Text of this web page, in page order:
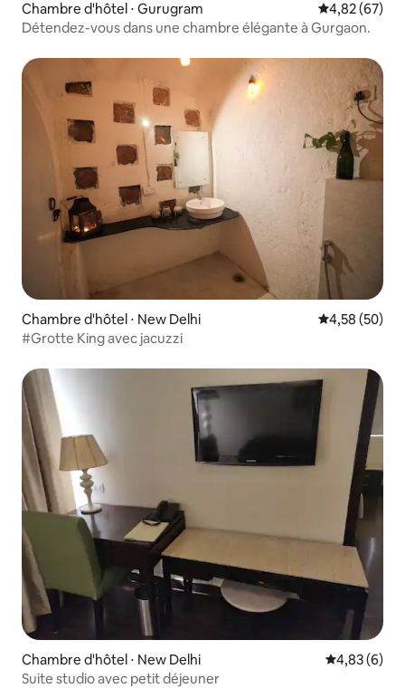
Chambre d'hôtel ⋅ Gurugram Évaluation
4,82 (67)
Détendez-vous dans une chambre élégante à Gurgaon.
Chambre d'hôtel ⋅ New Delhi Évaluation
4,58 (50)
#Grotte King avec jacuzzi
Chambre d'hôtel ⋅ New Delhi Évaluation
4,83 (6)
Suite studio avec petit déjeuner